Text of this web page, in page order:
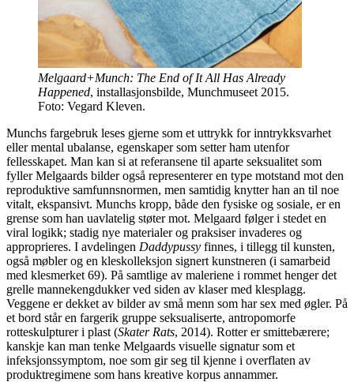
Melgaard+Munch: The End of It All Has Already
Happened, installasjonsbilde, Munchmuseet 2015.
Foto: Vegard Kleven.
Munchs fargebruk leses gjerne som et uttrykk for inntrykksvarhet
eller mental ubalanse, egenskaper som setter ham utenfor
fellesskapet. Man kan si at referansene til aparte seksualitet som
fyller Melgaards bilder også representerer en type motstand mot den
reproduktive samfunnsnormen, men samtidig knytter han an til noe
vitalt, ekspansivt. Munchs kropp, både den fysiske og sosiale, er en
grense som han uavlatelig støter mot. Melgaard følger i stedet en
viral logikk; stadig nye materialer og praksiser invaderes og
approprieres. I avdelingen Daddypussy finnes, i tillegg til kunsten,
også møbler og en kleskolleksjon signert kunstneren (i samarbeid
med klesmerket 69). På samtlige av maleriene i rommet henger det
grelle mannekengdukker ved siden av klaser med klesplagg.
Veggene er dekket av bilder av små menn som har sex med øgler. På
et bord står en fargerik gruppe seksualiserte, antropomorfe
rotteskulpturer i plast (Skater Rats, 2014). Rotter er smittebærere;
kanskje kan man tenke Melgaards visuelle signatur som et
infeksjonssymptom, noe som gir seg til kjenne i overflaten av
produktregimene som hans kreative korpus annammer.